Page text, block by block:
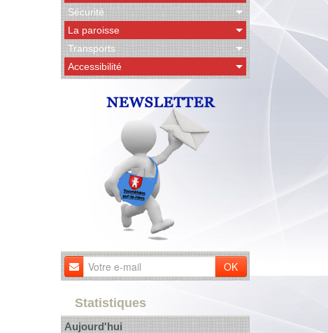
Sécurité
La paroisse
Transports
Accessibilité
OK
Statistiques
Aujourd'hui